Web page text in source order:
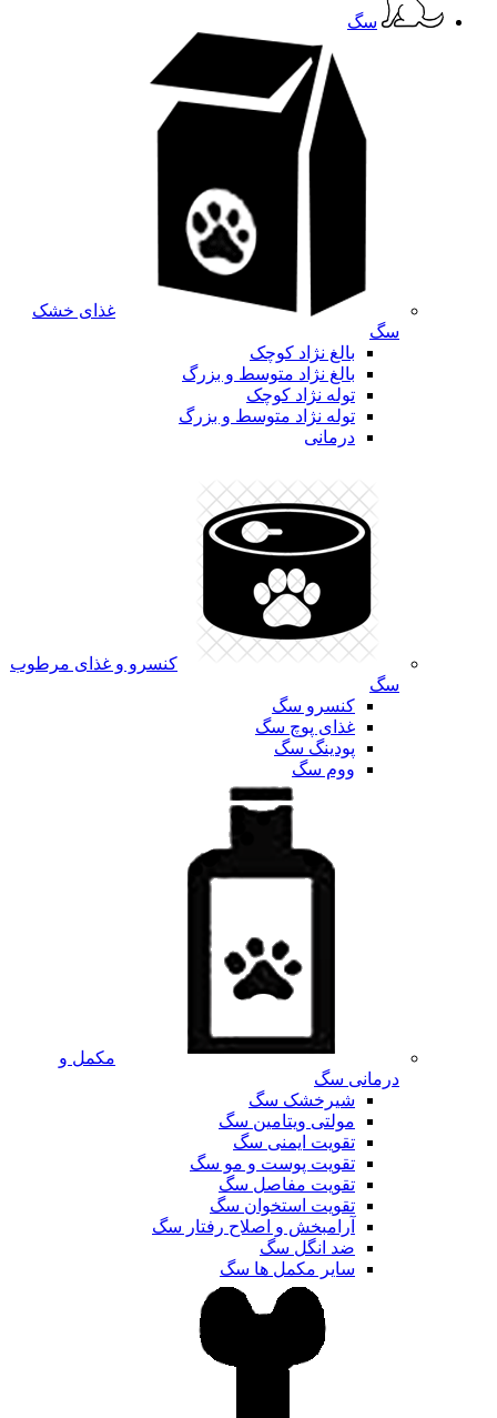
سگ
غذای خشک
سگ
بالغ نژاد کوچک
بالغ نژاد متوسط و بزرگ
توله نژاد کوچک
توله نژاد متوسط و بزرگ
درمانی
کنسرو و غذای مرطوب
سگ
کنسرو سگ
غذای پوچ سگ
پودینگ سگ
ووم سگ
مکمل و
درمانی سگ
شیرخشک سگ
مولتی ویتامین سگ
تقویت ایمنی سگ
تقویت پوست و مو سگ
تقویت مفاصل سگ
تقویت استخوان سگ
آرامبخش و اصلاح رفتار سگ
ضد انگل سگ
سایر مکمل ها سگ